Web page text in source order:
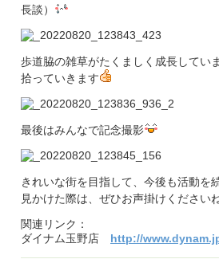
長談）
歩道脇の雑草がたくましく成長してい
拾っていきます
最後はみんなで記念撮影
きれいな街を目指して、今後も活動を
見かけた際は、ぜひお声掛けください
関連リンク：
ダイナム玉野店 http://